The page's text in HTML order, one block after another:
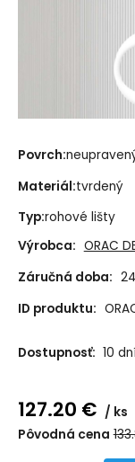
Povrch:
Materiál:tvrdený
Typ:rohové lišty
Výrobca: ORAC
Záručná doba:
ID produktu:
Dostupnosť: 10
127.20 €
ks
Pôvodná cena